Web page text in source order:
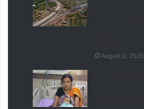
August 3, 2026